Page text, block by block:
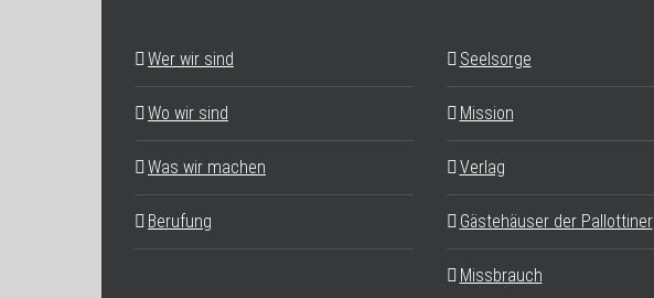
Wer wir sind
Wo wir sind
Was wir machen
Berufung
Seelsorge
Mission
Verlag
Gästehäuser der Pallottiner
Missbrauch